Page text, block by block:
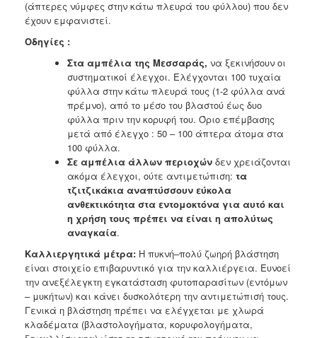
(άπτερες νύμφες στην κάτω πλευρά του φύλλου) που δεν
έχουν εμφανιστεί.
Οδηγίες :
Στα αμπέλια της Μεσσαράς, να ξεκινήσουν οι
συστηματικοί έλεγχοι. Ελέγχονται 100 τυχαία
φύλλα στην κάτω πλευρά τους (1-2 φύλλα ανά
πρέμνο), από το μέσο του βλαστού έως δυο
φύλλα πριν την κορυφή του. Όριο επέμβασης
μετά από έλεγχο : 50 – 100 άπτερα άτομα στα
100 φύλλα.
Σε αμπέλια άλλων περιοχών δεν χρειάζονται
ακόμα έλεγχοι, ούτε αντιμετώπιση: τα
τζιτζικάκια αναπτύσσουν εύκολα
ανθεκτικότητα στα εντομοκτόνα για αυτό και
η χρήση τους πρέπει να είναι η απολύτως
αναγκαία.
Καλλιεργητικά μέτρα: Η πυκνή–πολύ ζωηρή βλάστηση
είναι στοιχείο επιβαρυντικό για την καλλιέργεια. Ευνοεί
την ανεξέλεγκτη εγκατάσταση φυτοπαρασίτων (εντόμων
– μυκήτων) και κάνει δυσκολότερη την αντιμετώπισή τους.
Γενικά η βλάστηση πρέπει να ελέγχεται με χλωρά
κλαδέματα (βλαστολογήματα, κορυφολογήματα,